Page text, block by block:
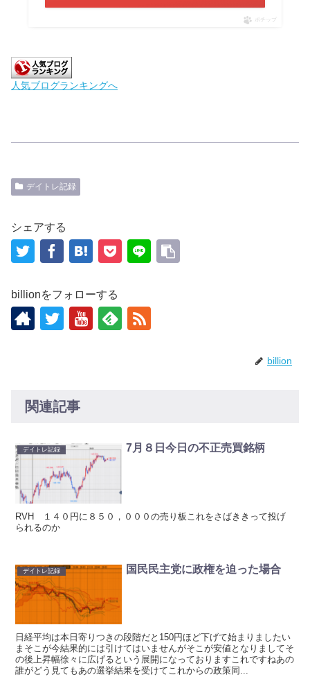
ポチップ
人気ブログランキングへ
デイトレ記録
シェアする
billionをフォローする
billion
関連記事
デイトレ記録 7月８日今日の不正売買銘柄
RVH １４０円に８５０，０００の売り板これをさばききって投げ
られるのか
デイトレ記録 国民民主党に政権を迫った場合
日経平均は本日寄りつきの段階だと150円ほど下げて始まりましたい
まそこが今結果的には引けてはいませんがそこが安値となりましてそ
の後上昇幅徐々に広げるという展開になっておりますこれですねあの
誰がどう見てもあの選挙結果を受けてこれからの政策同...